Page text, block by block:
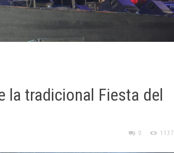
la tradicional Fiesta del
0 1137